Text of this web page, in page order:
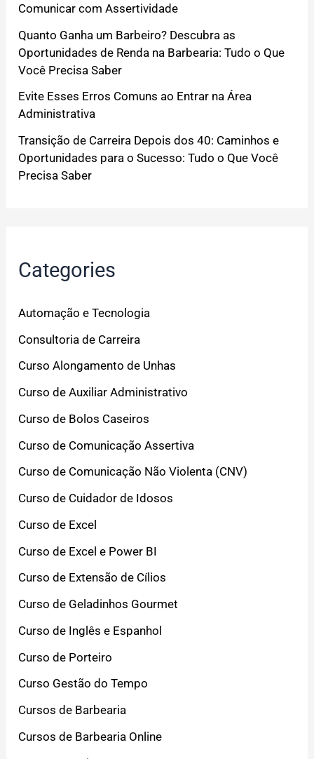
Comunicar com Assertividade
Quanto Ganha um Barbeiro? Descubra as
Oportunidades de Renda na Barbearia: Tudo o Que
Você Precisa Saber
Evite Esses Erros Comuns ao Entrar na Área
Administrativa
Transição de Carreira Depois dos 40: Caminhos e
Oportunidades para o Sucesso: Tudo o Que Você
Precisa Saber
Categories
Automação e Tecnologia
Consultoria de Carreira
Curso Alongamento de Unhas
Curso de Auxiliar Administrativo
Curso de Bolos Caseiros
Curso de Comunicação Assertiva
Curso de Comunicação Não Violenta (CNV)
Curso de Cuidador de Idosos
Curso de Excel
Curso de Excel e Power BI
Curso de Extensão de Cílios
Curso de Geladinhos Gourmet
Curso de Inglês e Espanhol
Curso de Porteiro
Curso Gestão do Tempo
Cursos de Barbearia
Cursos de Barbearia Online